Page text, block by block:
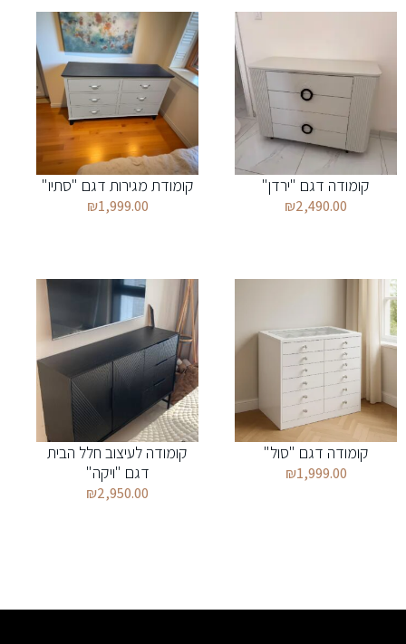
קומודה דגם "ירדן"
₪2,490.00
קומודת מגירות דגם "סתיו"
₪1,999.00
קומודה דגם "סול"
₪1,999.00
קומודה לעיצוב חלל הבית
דגם "ויקה"
₪2,950.00